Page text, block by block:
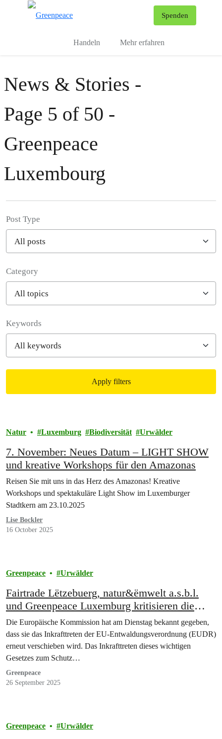
Spenden
Handeln Mehr erfahren
News & Stories -
Page 5 of 50 -
Greenpeace
Luxembourg
Post Type
Category
Keywords
Apply filters
Natur Luxemburg Biodiversität Urwälder
7. November: Neues Datum – LIGHT SHOW
und kreative Workshops für den Amazonas
Reisen Sie mit uns in das Herz des Amazonas! Kreative
Workshops und spektakuläre Light Show im Luxemburger
Stadtkern am 23.10.2025
Lise Bockler
16 October 2025
Greenpeace Urwälder
Fairtrade Lëtzebuerg, natur&ëmwelt a.s.b.l.
und Greenpeace Luxemburg kritisieren die
erneute Verschiebung der
Entwaldungsverordnung durch die Europäische
Kommission
Die Europäische Kommission hat am Dienstag bekannt gegeben,
dass sie das Inkrafttreten der EU-Entwaldungsverordnung (EUDR)
erneut verschieben wird. Das Inkrafttreten dieses wichtigen
Gesetzes zum Schutz…
Greenpeace
26 September 2025
Greenpeace Urwälder